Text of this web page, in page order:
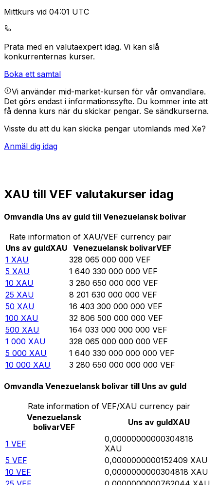
Mittkurs vid 04:01 UTC
Prata med en valutaexpert idag. Vi kan slå
konkurrenternas kurser.
Boka ett samtal
Vi använder mid-market-kursen för vår omvandlare.
Det görs endast i informationssyfte. Du kommer inte att
få denna kurs när du skickar pengar. Se sändkurserna.
Visste du att du kan skicka pengar utomlands med Xe?
Anmäl dig idag
XAU till VEF valutakurser idag
Omvandla Uns av guld till Venezuelansk bolivar
Rate information of XAU/VEF currency pair
Uns av guldXAU Venezuelansk bolivarVEF
1 XAU 328 065 000 000 VEF
5 XAU 1 640 330 000 000 VEF
10 XAU 3 280 650 000 000 VEF
25 XAU 8 201 630 000 000 VEF
50 XAU 16 403 300 000 000 VEF
100 XAU 32 806 500 000 000 VEF
500 XAU 164 033 000 000 000 VEF
1 000 XAU 328 065 000 000 000 VEF
5 000 XAU 1 640 330 000 000 000 VEF
10 000 XAU 3 280 650 000 000 000 VEF
Omvandla Venezuelansk bolivar till Uns av guld
Rate information of VEF/XAU currency pair
Venezuelansk
bolivarVEF Uns av guldXAU
1 VEF
0,00000000000304818
XAU
5 VEF 0,0000000000152409 XAU
10 VEF 0,0000000000304818 XAU